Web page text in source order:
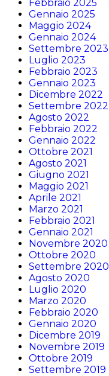
Febbraio 2025
Gennaio 2025
Maggio 2024
Gennaio 2024
Settembre 2023
Luglio 2023
Febbraio 2023
Gennaio 2023
Dicembre 2022
Settembre 2022
Agosto 2022
Febbraio 2022
Gennaio 2022
Ottobre 2021
Agosto 2021
Giugno 2021
Maggio 2021
Aprile 2021
Marzo 2021
Febbraio 2021
Gennaio 2021
Novembre 2020
Ottobre 2020
Settembre 2020
Agosto 2020
Luglio 2020
Marzo 2020
Febbraio 2020
Gennaio 2020
Dicembre 2019
Novembre 2019
Ottobre 2019
Settembre 2019